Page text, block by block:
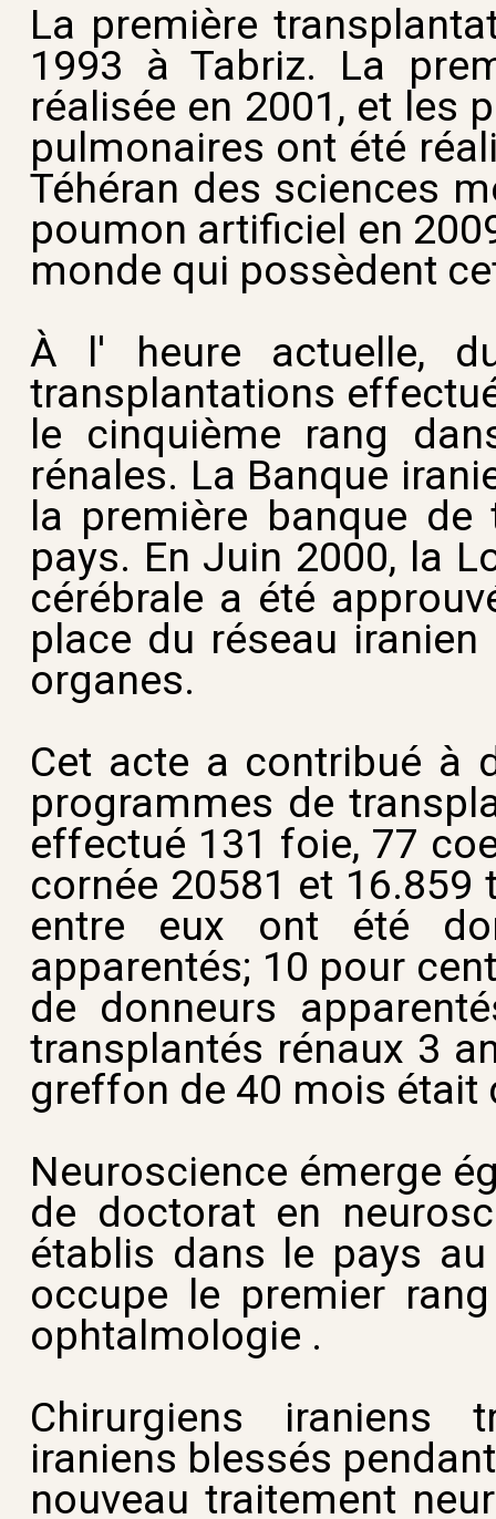
La première
1993 à Tabriz. La
réalisée en 2001, et les
pulmonaires ont été
Téhéran des sciences
poumon artificiel en
monde qui possèdent
À l' heure actuelle,
transplantations
le cinquième rang
rénales. La Banque
la première banque
pays. En Juin 2000, la
cérébrale a été
place du réseau
organes.
Cet acte a contribué à
programmes de
effectué 131 foie, 77
cornée 20581 et
entre eux ont été
apparentés; 10 pour
de donneurs
transplantés rénaux 3
greffon de 40 mois était
Neuroscience émerge
de doctorat en
établis dans le pays
occupe le premier
ophtalmologie .
Chirurgiens iraniens
iraniens blessés
nouveau traitement